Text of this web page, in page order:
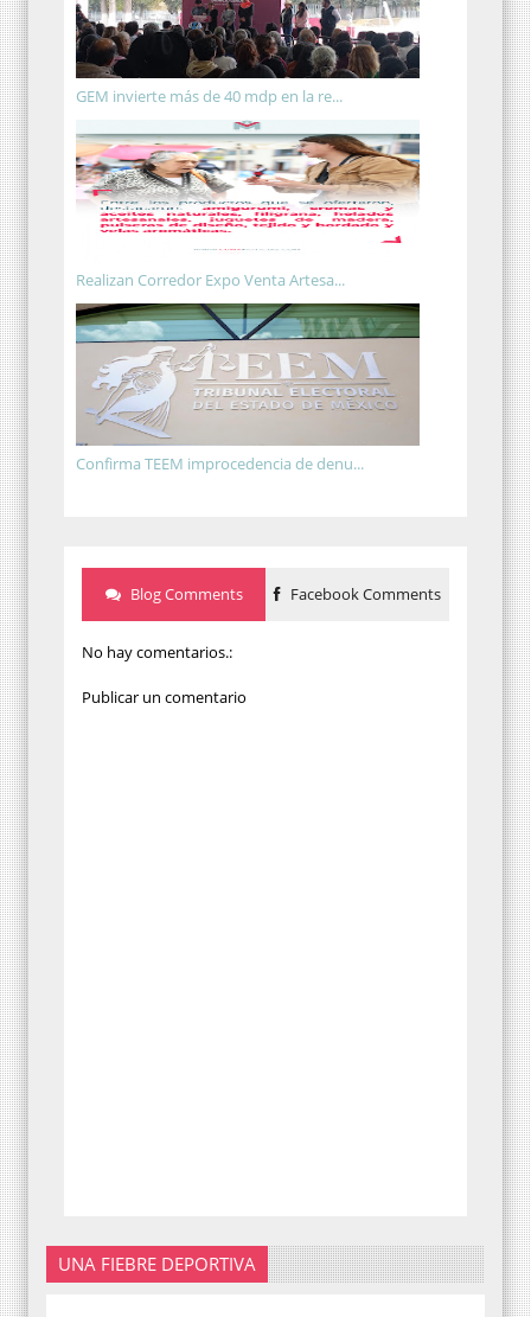
GEM invierte más de 40 mdp en la re...
Realizan Corredor Expo Venta Artesa...
Confirma TEEM improcedencia de denu...
Blog Comments Facebook Comments
No hay comentarios.:
Publicar un comentario
UNA FIEBRE DEPORTIVA